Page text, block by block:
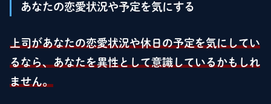
あなたの恋愛状況や予定を気にする
上司があなたの恋愛状況や休日の予定を気にしてい
るなら、あなたを異性として意識しているかもしれ
ません。